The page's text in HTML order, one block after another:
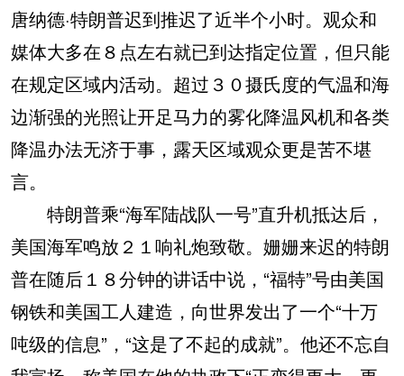
唐纳德·特朗普迟到推迟了近半个小时。观众和
媒体大多在８点左右就已到达指定位置，但只能
在规定区域内活动。超过３０摄氏度的气温和海
边渐强的光照让开足马力的雾化降温风机和各类
降温办法无济于事，露天区域观众更是苦不堪
言。
特朗普乘“海军陆战队一号”直升机抵达后，
美国海军鸣放２１响礼炮致敬。姗姗来迟的特朗
普在随后１８分钟的讲话中说，“福特”号由美国
钢铁和美国工人建造，向世界发出了一个“十万
吨级的信息”，“这是了不起的成就”。他还不忘自